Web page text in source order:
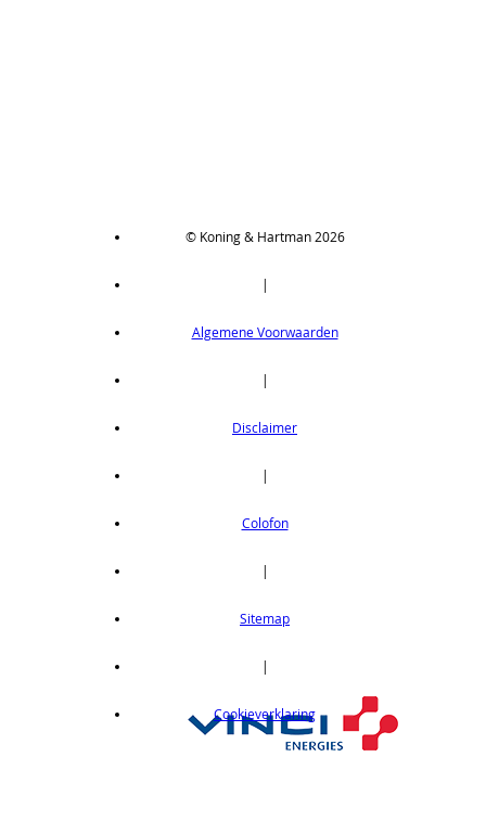
© Koning & Hartman 2026
|
Algemene Voorwaarden
|
Disclaimer
|
Colofon
|
Sitemap
|
Cookieverklaring